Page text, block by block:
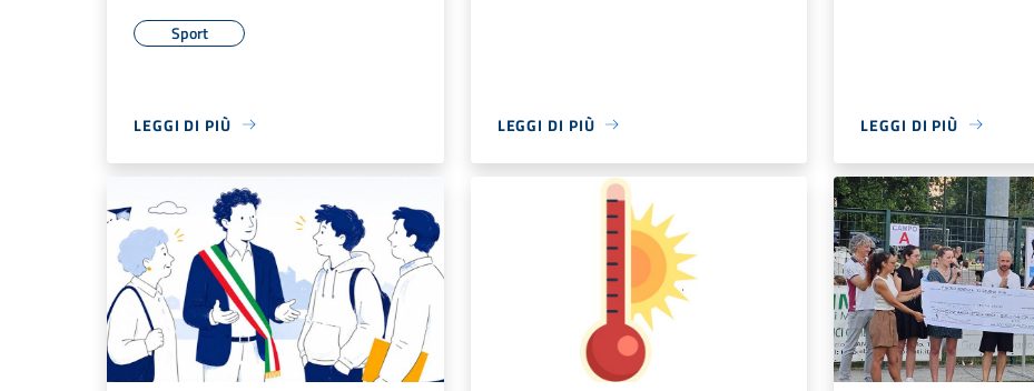
Sport
LEGGI DI PIÙ LEGGI DI PIÙ LEGGI DI PIÙ